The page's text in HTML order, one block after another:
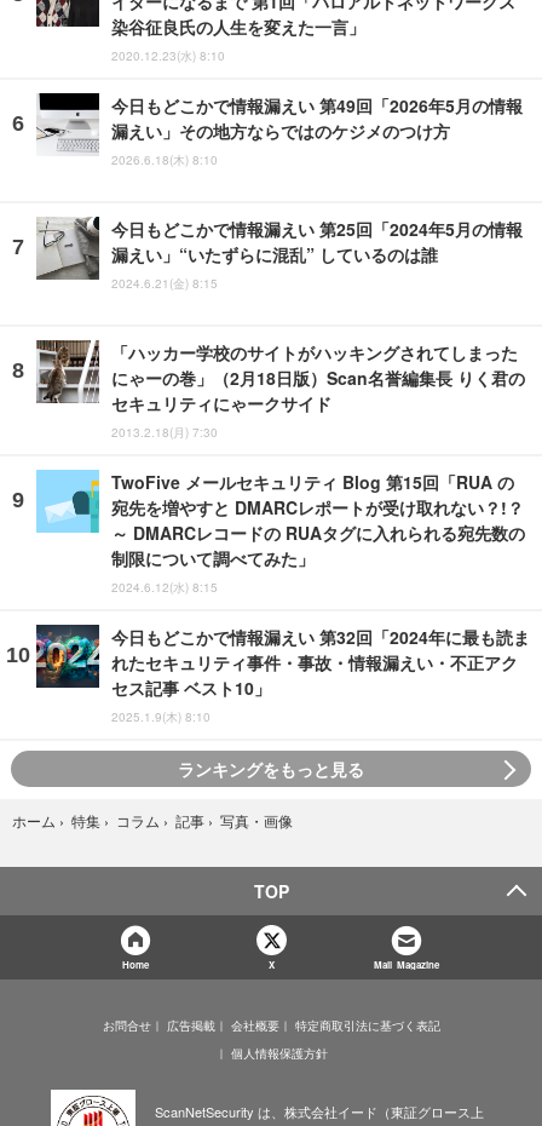
染谷征良氏の人生を変えた一言」
2020.12.23(水) 8:10
今日もどこかで情報漏えい 第49回「2026年5月の情報
漏えい」その地方ならではのケジメのつけ方
2026.6.18(木) 8:10
今日もどこかで情報漏えい 第25回「2024年5月の情報
漏えい」“いたずらに混乱” しているのは誰
2024.6.21(金) 8:15
「ハッカー学校のサイトがハッキングされてしまった
にゃーの巻」（2月18日版）Scan名誉編集長 りく君の
セキュリティにゃークサイド
2013.2.18(月) 7:30
TwoFive メールセキュリティ Blog 第15回「RUA の
宛先を増やすと DMARCレポートが受け取れない？!？
～ DMARCレコードの RUAタグに入れられる宛先数の
制限について調べてみた」
2024.6.12(水) 8:15
今日もどこかで情報漏えい 第32回「2024年に最も読ま
れたセキュリティ事件・事故・情報漏えい・不正アク
セス記事 ベスト10」
2025.1.9(木) 8:10
ランキングをもっと見る
ホーム › 特集 › コラム › 記事 › 写真・画像
TOP
Home X Mail Magazine
お問合せ 広告掲載 会社概要
特定商取引法に基づく表記
個人情報保護方針
ScanNetSecurity は、株式会社イード（東証グロース上